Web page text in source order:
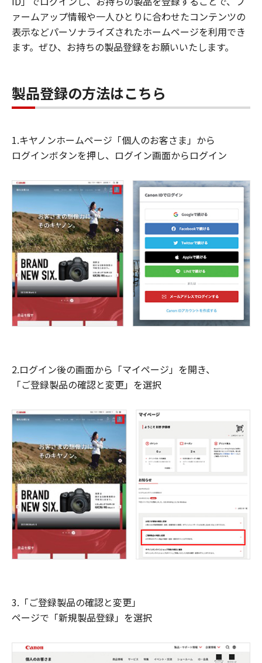
ァームアップ情報や一人ひとりに合わせたコンテンツの
表示などパーソナライズされたホームページを利用でき
ます。ぜひ、お持ちの製品登録をお願いいたします。
製品登録の方法はこちら
1.キヤノンホームページ「個人のお客さま」から
ログインボタンを押し、ログイン画面からログイン
2.ログイン後の画面から「マイページ」を開き、
「ご登録製品の確認と変更」を選択
3.「ご登録製品の確認と変更」
ページで「新規製品登録」を選択